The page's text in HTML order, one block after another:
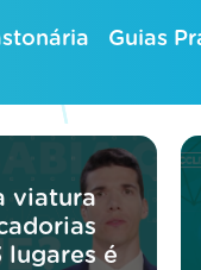
Guias
viatura
lugares é